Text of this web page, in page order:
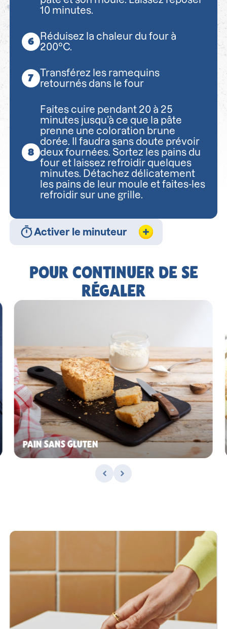
10 minutes.
Réduisez la chaleur du four à
200°C.
Transférez les ramequins
retournés dans le four
Faites cuire pendant 20 à 25
minutes jusqu’à ce que la pâte
prenne une coloration brune
dorée. Il faudra sans doute prévoir
deux fournées. Sortez les pains du
four et laissez refroidir quelques
minutes. Détachez délicatement
les pains de leur moule et faites-les
refroidir sur une grille.
Activer le minuteur
POUR CONTINUER DE SE
RÉGALER
PAIN SANS GLUTEN